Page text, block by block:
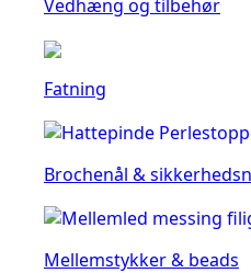
Vedhæng og tilbehør
Fatning
Brochenål &
Mellemstykker & beads